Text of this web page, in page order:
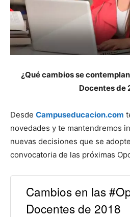
¿Qué cambios se
Docentes de
Desde Campuseducacion.com
novedades y te mantendremos
nuevas decisiones que se
convocatoria de las próximas
Cambios en las
Docentes de 2018